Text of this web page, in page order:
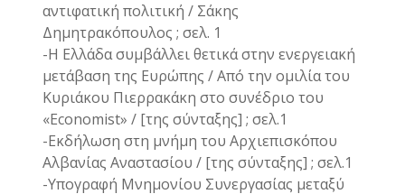
αντιφατική πολιτική / Σάκης
Δημητρακόπουλος ; σελ. 1
-Η Ελλάδα συμβάλλει θετικά στην ενεργειακή
μετάβαση της Ευρώπης / Από την ομιλία του
Κυριάκου Πιερρακάκη στο συνέδριο του
«Economist» / [της σύνταξης] ; σελ.1
-Εκδήλωση στη μνήμη του Αρχιεπισκόπου
Αλβανίας Αναστασίου / [της σύνταξης] ; σελ.1
-Υπογραφή Μνημονίου Συνεργασίας μεταξύ